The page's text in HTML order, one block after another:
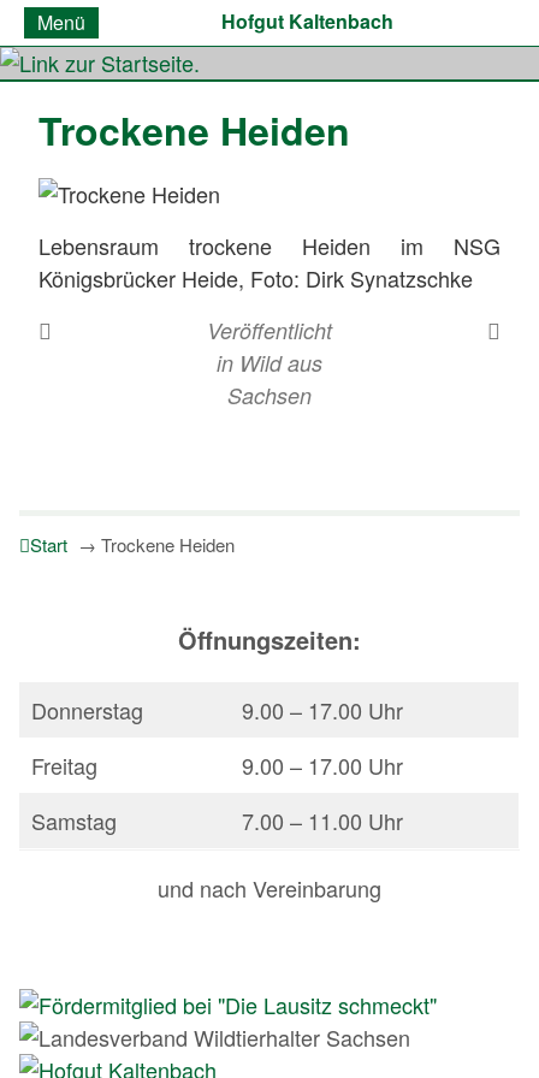
Menü Hofgut Kaltenbach
Trockene Heiden
Lebensraum trockene Heiden im NSG
Königsbrücker Heide, Foto: Dirk Synatzschke
Veröffentlicht
in Wild aus
Sachsen
Start → Trockene Heiden
Öffnungszeiten:
Donnerstag
9.00 – 17.00 Uhr
Freitag
9.00 – 17.00 Uhr
Samstag
7.00 – 11.00 Uhr
und nach Vereinbarung